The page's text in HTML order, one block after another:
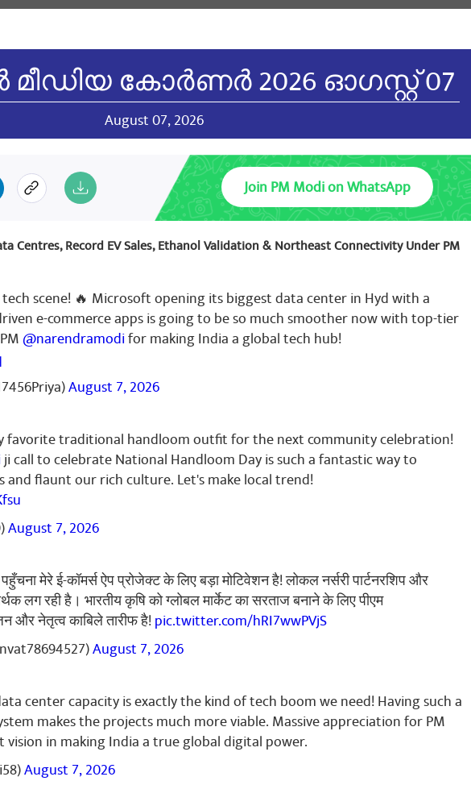
October 06, 2023
💐🇮🇳🙏🇮🇳💐
आपसे और गृहमंत्री जी आपसे निवेदन है कि आदरणीय संचार मंत्री जी को बहुत बहुत आभार कर्मचारी
रहा है कर्मचारी निराश हैं इसलिए आपसे निवेदन है कि हमारे कर्मचारियों दुखी हैं आपसे आशा है कि
सरकार भेदभाव किया जाता रहा इसलिए आपसे निवेदन है कि हमारे कर्मचारियों को केंद्रीय कर्मचारी से लेकर
पहली बार किसी सरकार ने किया है आपसे आग्रह है कि हमारे कर्मचारियों को सैलरी को लेकर चलना चाहिए
सरकार है जहां सरकारी काम होता है बीएसएनएल कर्मचारी कोई पुरा मेहनत से काम होता है बीएसएनएल
अधिकारियों को लूटने वाले गिरोह को फोकस करके मोदी जी आपसे निवेदन है और आशा करते जय श्री राम
05, 2023
Girls. we're proud for our participants. Excellent performance. Joy Bharat.
October 05, 2023
October 05, 2023
TO OUR WOMEN ARCHER TEAM FOR WINNING THE GOLD MEDAL AT THE ASIAN
കോർണർ 2026 ഓഗസ്റ്റ് 07
August 07, 2026
Join PM Modi on WhatsApp
Centres, Record EV Sales, Ethanol Validation & Northeast Connectivity Under PM
scene! 🔥 Microsoft opening its biggest data center in Hyd with a
e-commerce apps is going to be so much smoother now with top-tier
@narendramodifor making India a global tech hub!
August 7, 2026
favorite traditional handloom outfit for the next community celebration!
ji call to celebrate National Handloom Day is such a fantastic way to
flaunt our rich culture. Let's make local trend!
August 7, 2026
मेरे ई-कॉमर्स ऐप प्रोजेक्ट के लिए बड़ा मोटिवेशन है! लोकल नर्सरी पार्टनरशिप और
लग रही है। भारतीय कृषि को ग्लोबल मार्केट का सरताज बनाने के लिए पीएम
और नेतृत्व काबिले तारीफ है!pic.twitter.com/hRI7wwPVjS
August 7, 2026
center capacity is exactly the kind of tech boom we need! Having such a
makes the projects much more viable. Massive appreciation for PM
vision in making India a true global digital power.
August 7, 2026